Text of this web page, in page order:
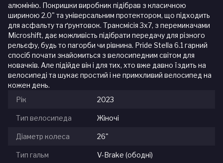
алюмінію. Покришки виробник підібрав з класичною
шириною 2.0" та універсальним протектором, що підходить
для асфальту та ґрунтовок. Трансмісія 3х7, з перемикачами
Microshift, дає можливість підібрати передачу для різного
рельєфу, будь то пагорби чи рівнина. Pride Stella 6.1 гарний
спосіб почати знайомиться з велосипедним світом для
новачків. Але підійде він і для тих, хто вже давно їздить на
велосипеді та шукає простий і не примхливий велосипед на
кожен день.
Рік
2023
Тип велосипеда Жіночі
Діаметр колеса 26"
Тип гальм V-Brake (ободні)